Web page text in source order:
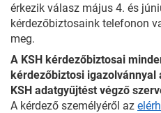
érkezik válasz május 4. és
kérdezőbiztosaink telefonon
meg.
A KSH kérdezőbiztosai
kérdezőbiztosi
KSH adatgyűjtést végző
A kérdező személyéről az